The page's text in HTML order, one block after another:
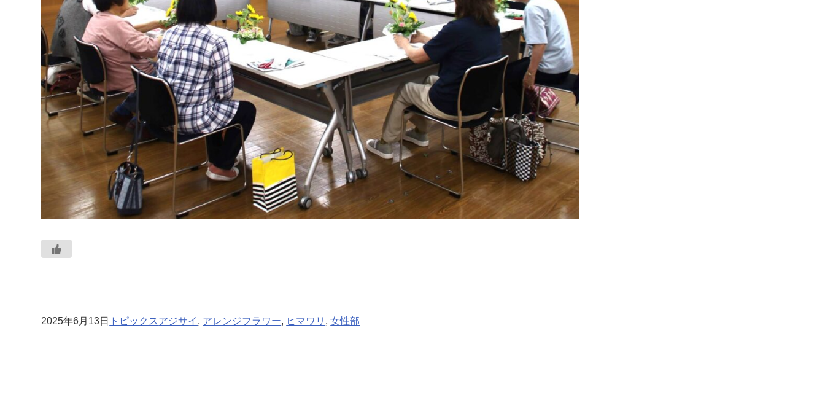
2025年6月13日 トピックスアジサイ , アレンジフラワー, ヒマワリ , 女性部